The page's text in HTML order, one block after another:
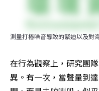
測量打樁噪音導致的緊迫以及對
在行為觀察上，研究團
異。有一次，當聲量到